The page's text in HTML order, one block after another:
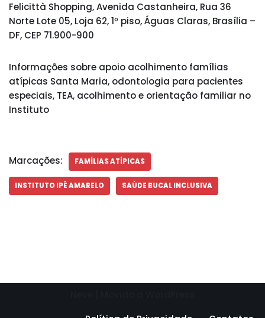
Felicittà Shopping, Avenida Castanheira, Rua 36
Norte Lote 05, Loja 62, 1º piso, Águas Claras, Brasília –
DF, CEP 71.900-900
Informações sobre apoio acolhimento famílias
atípicas Santa Maria, odontologia para pacientes
especiais, TEA, acolhimento e orientação familiar no
Instituto
Marcações: FAMÍLIAS ATÍPICAS
INSTITUTO IPÊ AMARELO SAÚDE BUCAL INCLUSIVA